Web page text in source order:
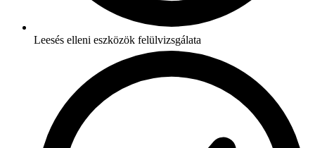
Leesés elleni eszközök felülvizsgálata